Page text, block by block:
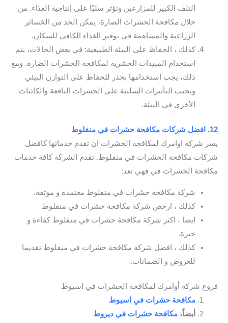
التلف الكبير للمزارعين وتؤثر سلبًا على إنتاجية الغذاء. من
خلال مكافحة الحشرات الضارة، يمكن الحد من الخسائر
الزراعية والمساهمة في توفير الغذاء الكافي للسكان.
كذلك ، الحفاظ على البيئة الطبيعية: في بعض الحالات، يتم
استخدام المبيدات الحشرية لمكافحة الحشرات الضارة. ومع
ذلك، يجب استخدامها بحذر للحفاظ على التوازن البيئي
وتجنب التأثيرات السلبية على الحشرات النافعة والكائنات
الأخرى في البيئة.
12. افضل شركات مكافحة حشرات في منفلوط
يسر شركة اوامرك لمكافحة الحشرات ان تقدم خدماتها كافضل
شركات مكافحة الحشرات في منفلوط. تقدم الشركة كافة خدمات
مكافحة الحشرات في فهي تعد:
شركة مكافحة حشرات في منفلوط معتمدة و موثقة.
كذلك ، ارخص شركة مكافحة حشرات في منفلوط
ايضا ، اكثر شركة مكافحة حشرات في منفلوط كفاءة و
خبرة.
كذلك ، افضل شركة مكافحة حشرات في منفلوط تقديما
للعروض و الضمانات.
فروع شركة أوامرك لمكافحة الحشرات في اسيوط
مكافحة حشرات في اسيوط
أيضاً، مكافحة حشرات في ديروط